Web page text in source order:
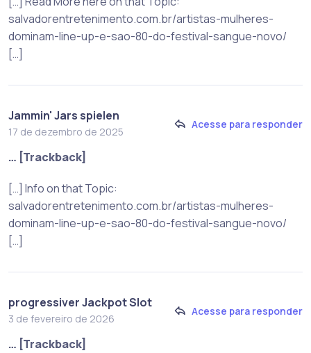
salvadorentretenimento.com.br/artistas-mulheres-
dominam-line-up-e-sao-80-do-festival-sangue-novo/
[…]
Jammin' Jars spielen
17 de dezembro de 2025
Acesse para responder
… [Trackback]
[…] Info on that Topic:
salvadorentretenimento.com.br/artistas-mulheres-
dominam-line-up-e-sao-80-do-festival-sangue-novo/
[…]
progressiver Jackpot Slot
3 de fevereiro de 2026
Acesse para responder
… [Trackback]